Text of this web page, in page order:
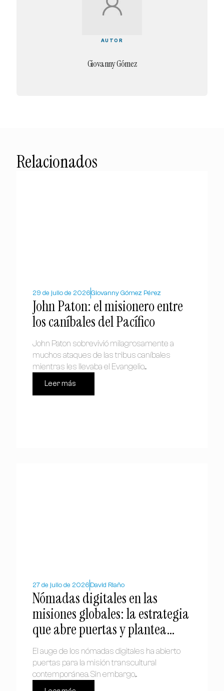
AUTOR
Giovanny Gómez
Relacionados
29 de julio de 2026Giovanny Gómez Pérez
John Paton: el misionero entre
los caníbales del Pacífico
John Paton sobrevivió milagrosamente a
muchos ataques de las tribus caníbales
mientras les llevaba el Evangelio....
Leer más
27 de julio de 2026 David Riaño
Nómadas digitales en las
misiones globales: la estrategia
que abre puertas y plantea
dilemas
El auge de los nómadas digitales ha abierto
puertas para la misión transcultural
contemporánea. Sin embargo,...